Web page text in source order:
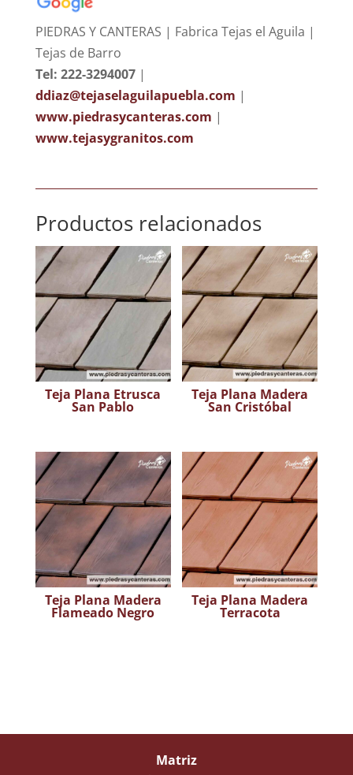
PIEDRAS Y CANTERAS | Fabrica Tejas el Aguila |
Tejas de Barro
Tel: 222-3294007|
ddiaz@tejaselaguilapuebla.com |
www.piedrasycanteras.com |
www.tejasygranitos.com
Productos relacionados
Teja Plana Etrusca
San Pablo
Teja Plana Madera
San Cristóbal
Teja Plana Madera
Flameado Negro
Teja Plana Madera
Terracota
Matriz